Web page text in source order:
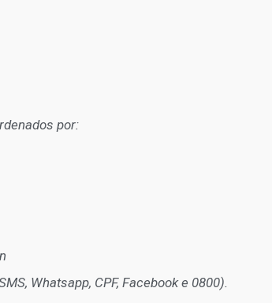
por:
Whatsapp, CPF, Facebook e 0800).